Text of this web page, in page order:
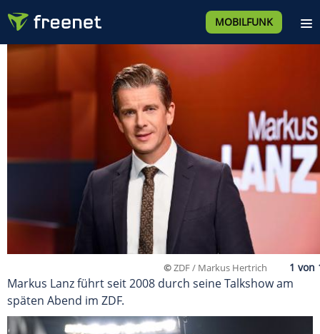
MOBILFUNK
©ZDF / Markus Hertrich
Markus Lanz führt seit 2008 durch seine Talkshow am
späten Abend im ZDF.